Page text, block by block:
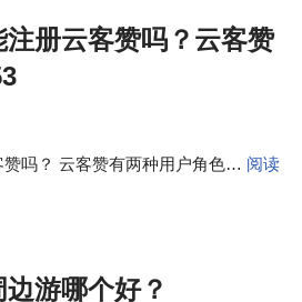
册云客赞吗？云客赞
吗？ 云客赞有两种用户角色… 阅读
游哪个好？